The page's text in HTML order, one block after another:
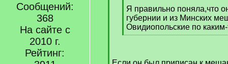
Сообщений:
368
На сайте с
2010 г.
Рейтинг:
q
]
Я правильно поняла,что
губернии и из Минских
Овидиопольские по
[